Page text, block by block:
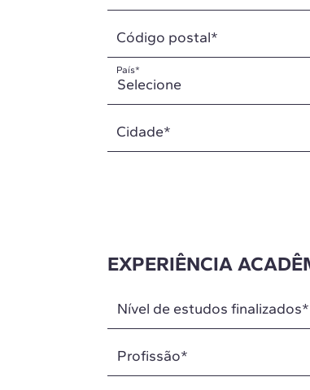
Código postal*
País*
Cidade*
EXPERIÊNCIA